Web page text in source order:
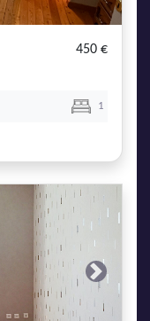
450 €
1
Next